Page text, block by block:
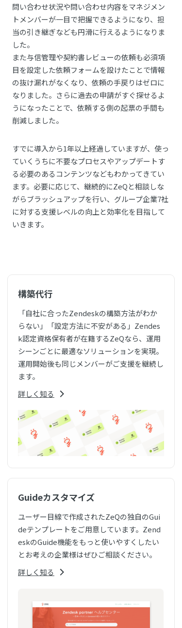
問い合わせ状況や問い合わせ内容をマネジメン
トメンバーが一目で把握できるようになり、担
当の引き継ぎなども円滑に行えるようになりま
した。
また与信管理や契約書レビューの依頼も必須項
目を設定した依頼フォームを設けたことで情報
の抜け漏れがなくなり、依頼の手戻りはゼロに
なりました。さらに過去の申請がすぐ探せるよ
うになったことで、依頼する側の起票の手間も
削減しました。
すでに導入から1年以上経過していますが、使っ
ていくうちに不要なプロセスやアップデートす
る必要のあるコンテンツなどもわかってきてい
ます。必要に応じて、継続的にZeQと相談しな
がらブラッシュアップを行い、グループ企業7社
に対する支援レベルの向上と効率化を目指して
いきます。
構築代行
「自社に合ったZendeskの構築方法がわか
らない」「設定方法に不安がある」Zendes
k認定資格保有者が在籍するZeQなら、運用
シーンごとに最適なソリューションを実現。
運用開始後も同じメンバーがご支援を継続し
ます。
詳しく知る
Guideカスタマイズ
ユーザー目線で作成されたZeQの独自のGui
deテンプレートをご用意しています。Zend
eskのGuide機能をもっと使いやすくしたい
とお考えの企業様はぜひご相談ください。
詳しく知る